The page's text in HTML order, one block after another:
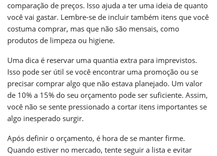
comparação de preços. Isso ajuda a ter uma ideia de quanto
você vai gastar. Lembre-se de incluir também itens que você
costuma comprar, mas que não são mensais, como
produtos de limpeza ou higiene.
Uma dica é reservar uma quantia extra para imprevistos.
Isso pode ser útil se você encontrar uma promoção ou se
precisar comprar algo que não estava planejado. Um valor
de 10% a 15% do seu orçamento pode ser suficiente. Assim,
você não se sente pressionado a cortar itens importantes se
algo inesperado surgir.
Após definir o orçamento, é hora de se manter firme.
Quando estiver no mercado, tente seguir a lista e evitar